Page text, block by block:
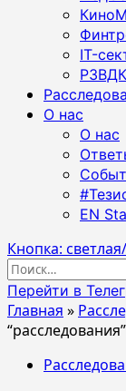
IT-
О нас
О нас
EN
Кнопка:
Найти:
Перейти в
Главная »